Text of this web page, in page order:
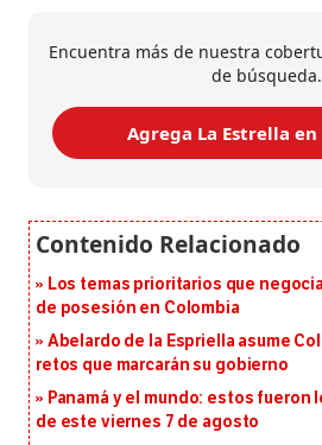
Encuentra más de nuestra
de búsqueda.
Agrega La Estrella
Los temas prioritarios que
de posesión en Colombia
Abelardo de la Espriella asume
retos que marcarán su gobierno
Panamá y el mundo: estos fueron
de este viernes 7 de agosto